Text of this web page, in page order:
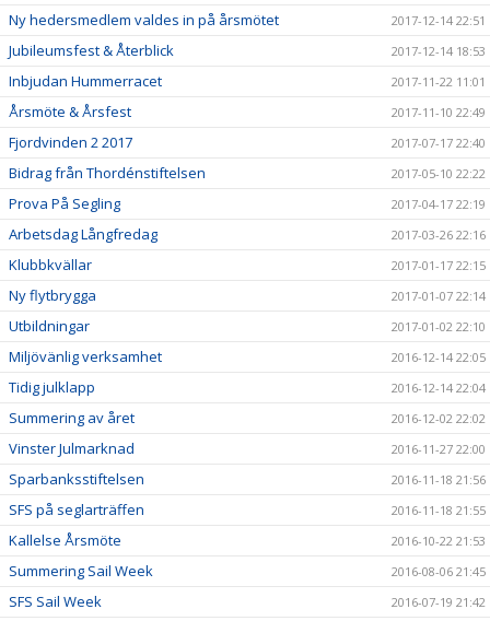
Ny hedersmedlem valdes in på årsmötet 2017-12-14 22:51
Jubileumsfest & Återblick 2017-12-14 18:53
Inbjudan Hummerracet 2017-11-22 11:01
Årsmöte & Årsfest 2017-11-10 22:49
Fjordvinden 2 2017 2017-07-17 22:40
Bidrag från Thordénstiftelsen 2017-05-10 22:22
Prova På Segling 2017-04-17 22:19
Arbetsdag Långfredag 2017-03-26 22:16
Klubbkvällar 2017-01-17 22:15
Ny flytbrygga 2017-01-07 22:14
Utbildningar 2017-01-02 22:10
Miljövänlig verksamhet 2016-12-14 22:05
Tidig julklapp 2016-12-14 22:04
Summering av året 2016-12-02 22:02
Vinster Julmarknad 2016-11-27 22:00
Sparbanksstiftelsen 2016-11-18 21:56
SFS på seglarträffen 2016-11-18 21:55
Kallelse Årsmöte 2016-10-22 21:53
Summering Sail Week 2016-08-06 21:45
SFS Sail Week 2016-07-19 21:42